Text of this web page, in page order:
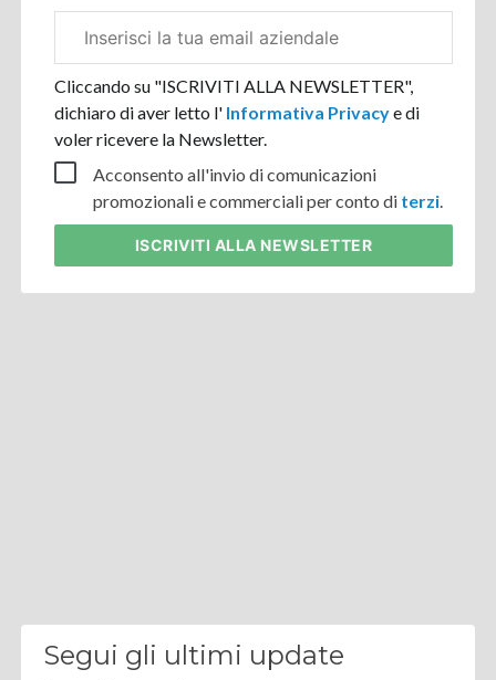
aziendale
Cliccando su "ISCRIVITI ALLA NEWSLETTER",
dichiaro di aver letto l' Informativa Privacye di
voler ricevere la Newsletter.
Acconsento all'invio di comunicazioni
promozionali e commerciali per conto di terzi.
ISCRIVITI ALLA NEWSLETTER
Segui gli ultimi update